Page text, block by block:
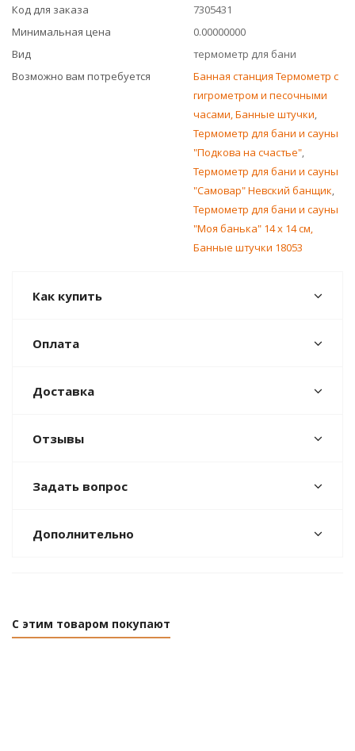
Код для заказа
7305431
Минимальная цена
0.00000000
Вид
термометр для бани
Возможно вам потребуется
Банная станция Термометр с
гигрометром и песочными
часами, Банные штучки,
Термометр для бани и сауны
"Подкова на счастье",
Термометр для бани и сауны
"Самовар" Невский банщик,
Термометр для бани и сауны
"Моя банька" 14 х 14 см,
Банные штучки 18053
Как купить
Оплата
Доставка
Отзывы
Задать вопрос
Дополнительно
С этим товаром покупают